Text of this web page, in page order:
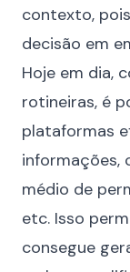
contexto,
decisão em
Hoje em dia,
rotineiras, é
plataformas
informações,
médio de
etc. Isso
consegue